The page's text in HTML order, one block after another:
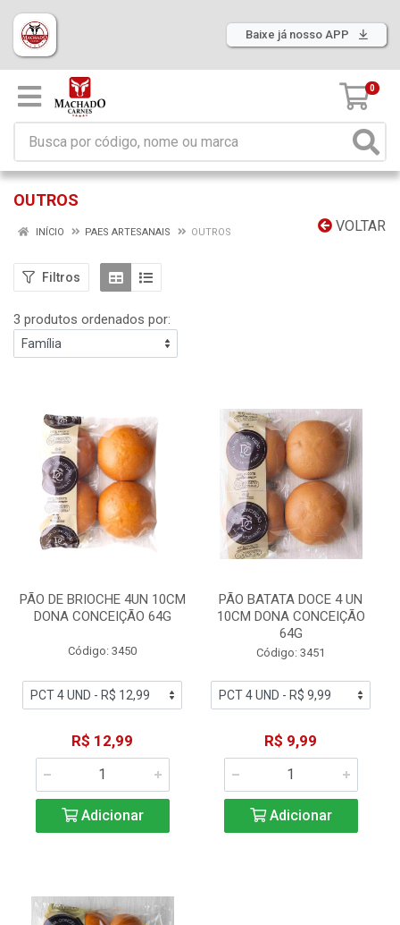
Baixe já nosso APP
0
OUTROS
VOLTAR
INÍCIO PAES ARTESANAIS OUTROS
Filtros
3 produtos ordenados por:
PÃO DE BRIOCHE 4UN 10CM
DONA CONCEIÇÃO 64G
Código: 3450
R$ 12,99
Adicionar
PÃO BATATA DOCE 4 UN
10CM DONA CONCEIÇÃO
64G
Código: 3451
R$ 9,99
Adicionar